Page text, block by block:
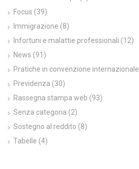
Focus (39)
Immigrazione (8)
Infortuni e malattie professionali (12)
News (91)
Pratiche in convenzione internazionale
Previdenza (30)
Rassegna stampa web (93)
Senza categoria (2)
Sostegno al reddito (8)
Tabelle (4)